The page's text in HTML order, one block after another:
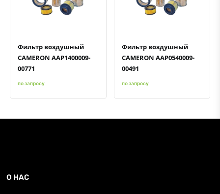
Быстрый просмотрДобавить к сравнению
Добавить в избранное
Фильтр воздушный
CAMERON AAP1400009-
00771
по запросу
Быстрый просмотрДобавить к сравнению
Добавить в избранное
Фильтр воздушный
CAMERON AAP0540009-
00491
по запросу
О НАС